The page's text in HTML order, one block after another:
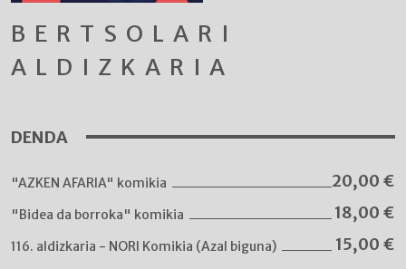
BERTSOLARI
ALDIZKARIA
DENDA
"AZKEN AFARIA" komikia 20,00 €
"Bidea da borroka" komikia 18,00 €
116. aldizkaria - NORI Komikia (Azal biguna) 15,00 €